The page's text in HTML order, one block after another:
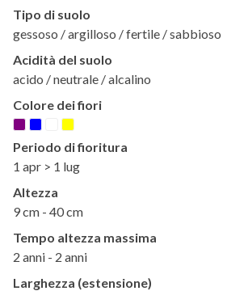
Tipo di suolo
gessoso / argilloso / fertile / sabbioso
Acidità del suolo
acido / neutrale / alcalino
Colore dei fiori
Periodo di fioritura
1 apr > 1 lug
Altezza
9 cm - 40 cm
Tempo altezza massima
2 anni - 2 anni
Larghezza (estensione)